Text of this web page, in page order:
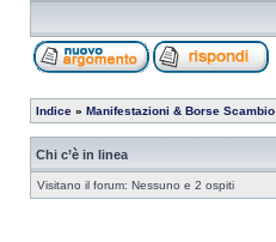
Indice » Manifestazioni & Borse Scambio
Chi c’è in linea
Visitano il forum: Nessuno e 2 ospiti